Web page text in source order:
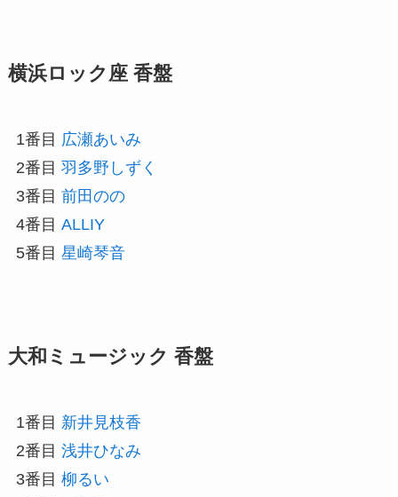
横浜ロック座 香盤
1番目 広瀬あいみ
2番目 羽多野しずく
3番目 前田のの
4番目 ALLIY
5番目 星崎琴音
大和ミュージック 香盤
1番目 新井見枝香
2番目 浅井ひなみ
3番目 柳るい